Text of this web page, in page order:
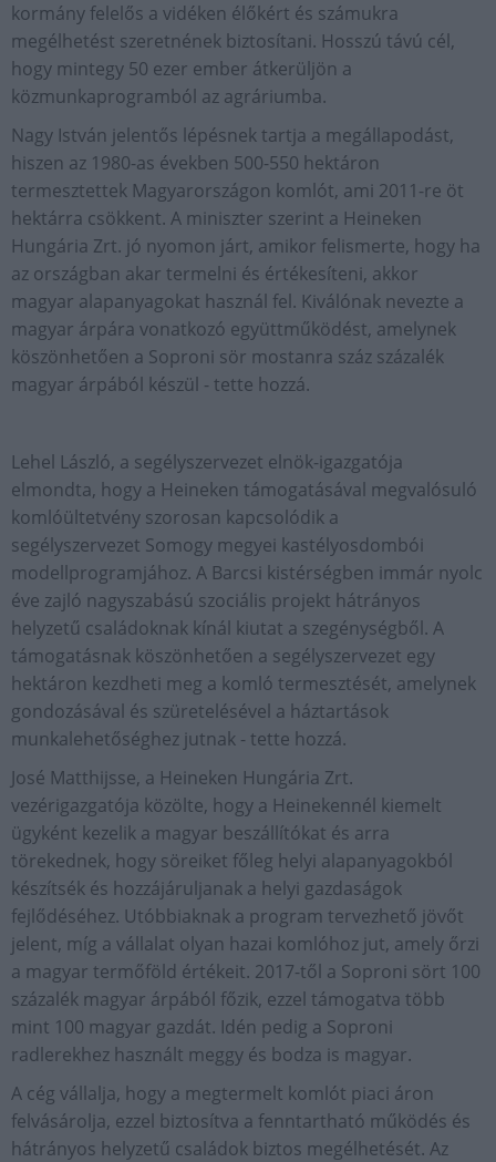
kormány felelős a vidéken élőkért és számukra
megélhetést szeretnének biztosítani. Hosszú távú cél,
hogy mintegy 50 ezer ember átkerüljön a
közmunkaprogramból az agráriumba.
Nagy István jelentős lépésnek tartja a megállapodást,
hiszen az 1980-as években 500-550 hektáron
termesztettek Magyarországon komlót, ami 2011-re öt
hektárra csökkent. A miniszter szerint a Heineken
Hungária Zrt. jó nyomon járt, amikor felismerte, hogy ha
az országban akar termelni és értékesíteni, akkor
magyar alapanyagokat használ fel. Kiválónak nevezte a
magyar árpára vonatkozó együttműködést, amelynek
köszönhetően a Soproni sör mostanra száz százalék
magyar árpából készül - tette hozzá.
Lehel László, a segélyszervezet elnök-igazgatója
elmondta, hogy a Heineken támogatásával megvalósuló
komlóültetvény szorosan kapcsolódik a
segélyszervezet Somogy megyei kastélyosdombói
modellprogramjához. A Barcsi kistérségben immár nyolc
éve zajló nagyszabású szociális projekt hátrányos
helyzetű családoknak kínál kiutat a szegénységből. A
támogatásnak köszönhetően a segélyszervezet egy
hektáron kezdheti meg a komló termesztését, amelynek
gondozásával és szüretelésével a háztartások
munkalehetőséghez jutnak - tette hozzá.
José Matthijsse, a Heineken Hungária Zrt.
vezérigazgatója közölte, hogy a Heinekennél kiemelt
ügyként kezelik a magyar beszállítókat és arra
törekednek, hogy söreiket főleg helyi alapanyagokból
készítsék és hozzájáruljanak a helyi gazdaságok
fejlődéséhez. Utóbbiaknak a program tervezhető jövőt
jelent, míg a vállalat olyan hazai komlóhoz jut, amely őrzi
a magyar termőföld értékeit. 2017-től a Soproni sört 100
százalék magyar árpából főzik, ezzel támogatva több
mint 100 magyar gazdát. Idén pedig a Soproni
radlerekhez használt meggy és bodza is magyar.
A cég vállalja, hogy a megtermelt komlót piaci áron
felvásárolja, ezzel biztosítva a fenntartható működés és
hátrányos helyzetű családok biztos megélhetését. Az